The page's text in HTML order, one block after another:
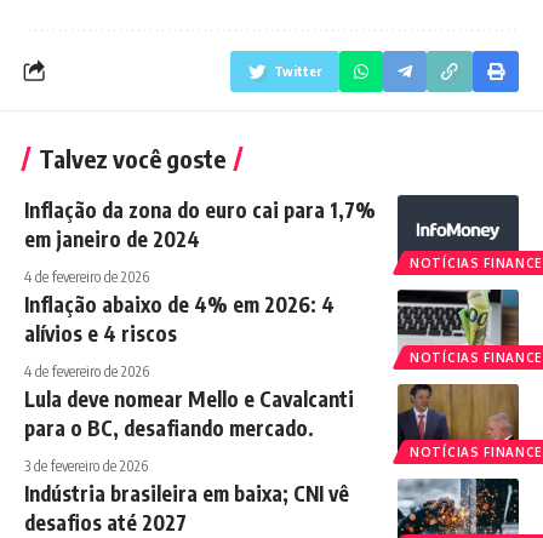
Twitter
Talvez você goste
NOTÍCIAS
Inflação da zona do euro cai para 1,7%
em janeiro de 2024
4 de fevereiro de 2026
NOTÍCIAS
Inflação abaixo de 4% em 2026: 4
alívios e 4 riscos
4 de fevereiro de 2026
NOTÍCIAS
Lula deve nomear Mello e Cavalcanti
para o BC, desafiando mercado.
3 de fevereiro de 2026
Indústria brasileira em baixa; CNI vê
desafios até 2027